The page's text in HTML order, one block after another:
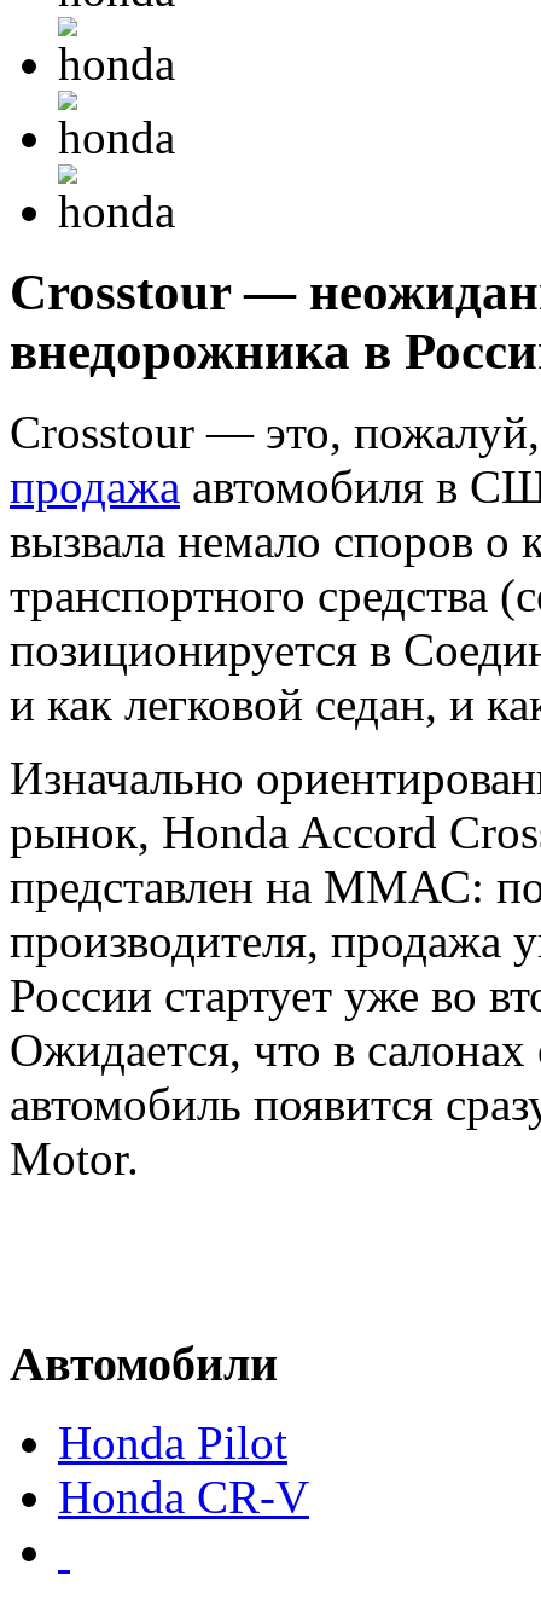
Crosstour —
внедорожника в
Crosstour — это,
продажа автомобиля в
вызвала немало споров о
транспортного средства
позиционируется в
и как легковой седан, и
Изначально
рынок, Honda Accord
представлен на ММАС:
производителя, продажа
России стартует уже во
Ожидается, что в
автомобиль появится
Motor.
Автомобили
Honda Pilot
Honda CR-V